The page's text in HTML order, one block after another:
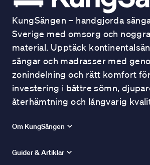
KungSängen – handgjorda
Sverige med omsorg och
material. Upptäck
sängar och madrasser med
zonindelning och rätt komfort
investering i bättre sömn,
återhämtning och långvarig
Om KungSängen
Guider & Artiklar